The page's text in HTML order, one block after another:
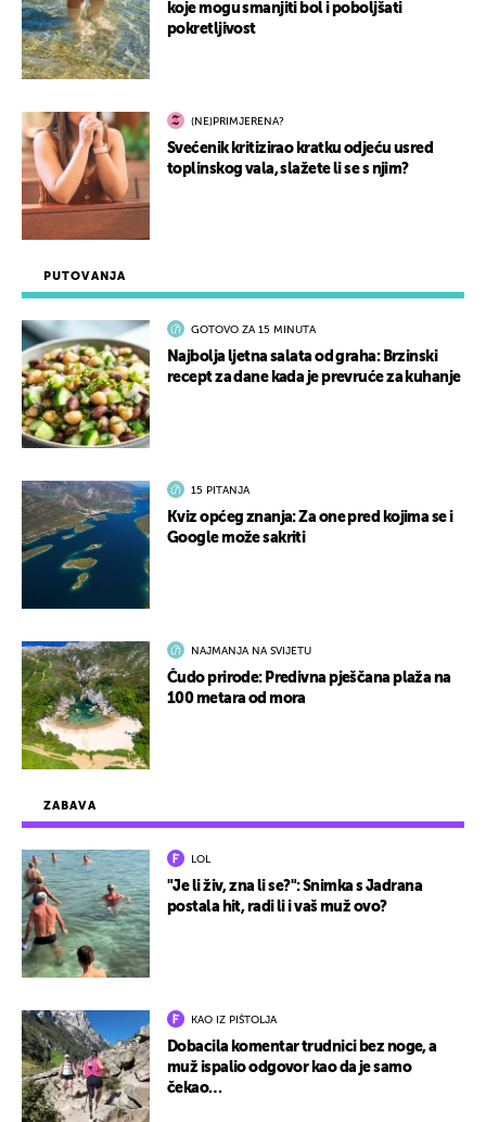
ZABAVA
LOL
"Je li živ, zna li se?": Snimka s Jadrana
postala hit, radi li i vaš muž ovo?
KAO IZ PIŠTOLJA
Dobacila komentar trudnici bez noge, a
muž ispalio odgovor kao da je samo
čekao…
PUTOVANJA
GOTOVO ZA 15 MINUTA
Najbolja ljetna salata od graha: Brzinski
recept za dane kada je prevruće za kuhanje
15 PITANJA
Kviz općeg znanja: Za one pred kojima se i
Google može sakriti
NAJMANJA NA SVIJETU
Čudo prirode: Predivna pješčana plaža na
100 metara od mora
koje mogu smanjiti bol i poboljšati
pokretljivost
(NE)PRIMJERENA?
Svećenik kritizirao kratku odjeću usred
toplinskog vala, slažete li se s njim?